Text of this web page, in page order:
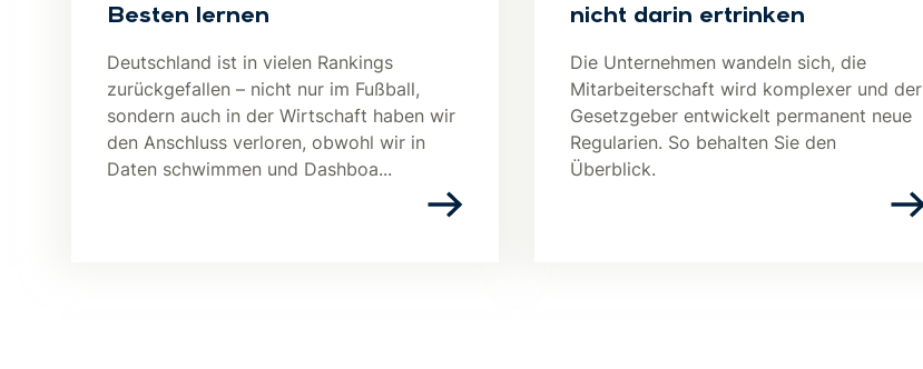
Besten lernen
Deutschland ist in vielen Rankings
zurückgefallen – nicht nur im Fußball,
sondern auch in der Wirtschaft haben wir
den Anschluss verloren, obwohl wir in
Daten schwimmen und Dashboa...
nicht darin ertrinken
Die Unternehmen wandeln sich, die
Mitarbeiterschaft wird komplexer und der
Gesetzgeber entwickelt permanent neue
Regularien. So behalten Sie den
Überblick.